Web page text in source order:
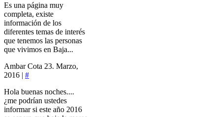
Es una página muy
completa, existe
información de los
diferentes temas de interés
que tenemos las personas
que vivimos en Baja...
Ambar Cota 23. Marzo,
2016 | #
Hola buenas noches....
¿me podrían ustedes
informar si este año 2016